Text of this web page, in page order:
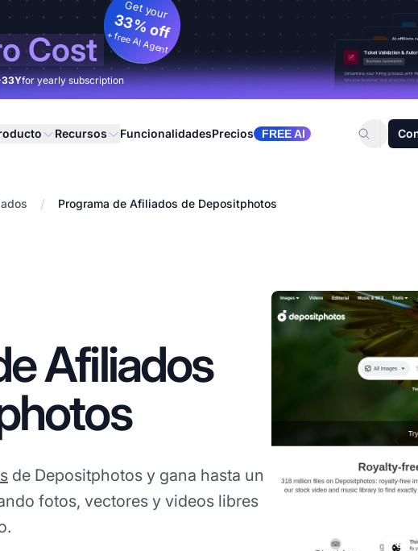
Cost
Get your
33% off
+ free AI Agent
33Yfor yearly subscription
Recursos FuncionalidadesPrecios FREE AI
/ Programa de Afiliados de Depositphotos
Afiliados
de Depositphotos y gana hasta un
fotos, vectores y videos libres